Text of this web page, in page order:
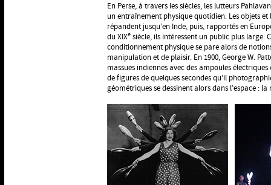
En Perse, à travers les siècles, les lutteurs
un entraînement physique quotidien. Les objets
répandent jusqu’en Inde, puis, rapportés en
du XIXe siècle, ils intéressent un public plus large.
conditionnement physique se pare alors de
manipulation et de plaisir. En 1900, George W.
massues indiennes avec des ampoules
de figures de quelques secondes qu’il
géométriques se dessinent alors dans l’espace :